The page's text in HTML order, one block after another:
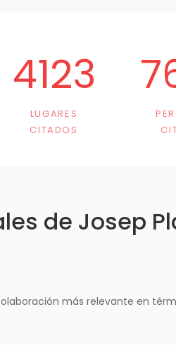
4123
LUGARES
CITADOS
de Josep
más relevante en